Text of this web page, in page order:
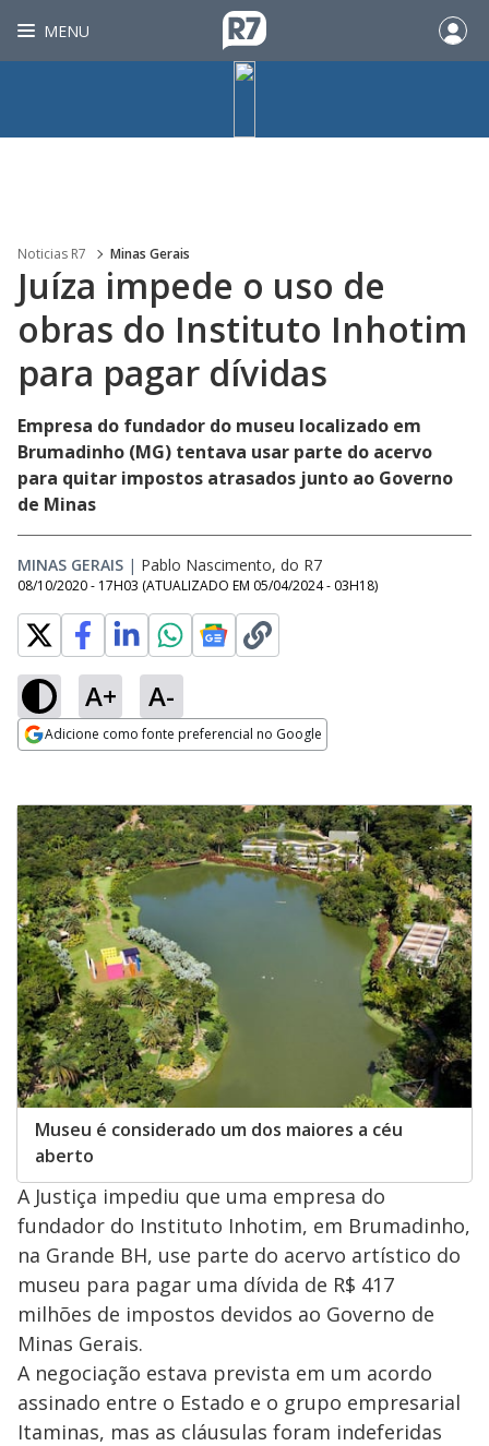
MENU
Noticias R7 Minas Gerais
Juíza impede o uso de
obras do Instituto Inhotim
para pagar dívidas
Empresa do fundador do museu localizado em
Brumadinho (MG) tentava usar parte do acervo
para quitar impostos atrasados junto ao Governo
de Minas
MINAS GERAIS | Pablo Nascimento, do R7
08/10/2020 - 17H03 (ATUALIZADO EM 05/04/2024 - 03H18)
A+ A-
Adicione como fonte preferencial no Google
Museu é considerado um dos maiores a céu
aberto
A Justiça impediu que uma empresa do
fundador do Instituto Inhotim, em Brumadinho,
na Grande BH, use parte do acervo artístico do
museu para pagar uma dívida de R$ 417
milhões de impostos devidos ao Governo de
Minas Gerais.
A negociação estava prevista em um acordo
assinado entre o Estado e o grupo empresarial
Itaminas, mas as cláusulas foram indeferidas